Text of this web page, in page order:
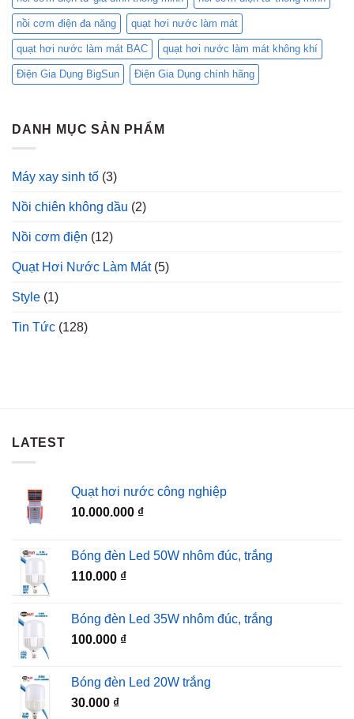
nồi cơm điện đa năng quạt hơi nước làm mát
quạt hơi nước làm mát BAC quạt hơi nước làm mát không khí
Điện Gia Dụng BigSun Điện Gia Dụng chính hãng
DANH MỤC SẢN PHẨM
Máy xay sinh tố (3)
Nồi chiên không dầu (2)
Nồi cơm điện (12)
Quạt Hơi Nước Làm Mát(5)
Style (1)
Tin Tức (128)
LATEST
Quạt hơi nước công nghiệp
10.000.000 ₫
Bóng đèn Led 50W nhôm đúc, trắng
110.000 ₫
Bóng đèn Led 35W nhôm đúc, trắng
100.000 ₫
Bóng đèn Led 20W trắng
30.000 ₫